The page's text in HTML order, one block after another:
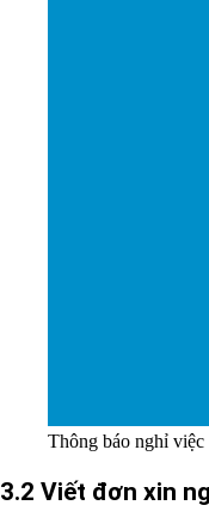
Thông báo nghỉ việc
3.2 Viết đơn xin